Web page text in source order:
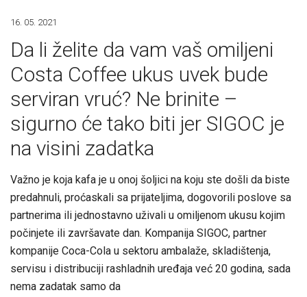
16. 05. 2021
Da li želite da vam vaš omiljeni
Costa Coffee ukus uvek bude
serviran vruć? Ne brinite –
sigurno će tako biti jer SIGOC je
na visini zadatka
Važno je koja kafa je u onoj šoljici na koju ste došli da biste
predahnuli, proćaskali sa prijateljima, dogovorili poslove sa
partnerima ili jednostavno uživali u omiljenom ukusu kojim
počinjete ili završavate dan. Kompanija SIGOC, partner
kompanije Coca-Cola u sektoru ambalaže, skladištenja,
servisu i distribuciji rashladnih uređaja već 20 godina, sada
nema zadatak samo da